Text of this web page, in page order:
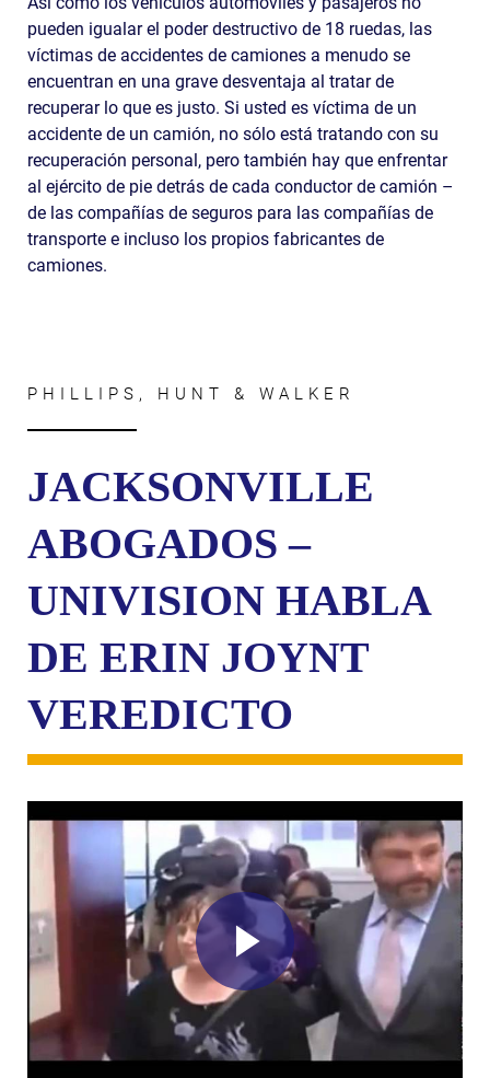
pueden igualar el poder destructivo de 18 ruedas, las
víctimas de accidentes de camiones a menudo se
encuentran en una grave desventaja al tratar de
recuperar lo que es justo. Si usted es víctima de un
accidente de un camión, no sólo está tratando con su
recuperación personal, pero también hay que enfrentar
al ejército de pie detrás de cada conductor de camión –
de las compañías de seguros para las compañías de
transporte e incluso los propios fabricantes de
camiones.
PHILLIPS, HUNT & WALKER
JACKSONVILLE
ABOGADOS –
UNIVISION HABLA
DE ERIN JOYNT
VEREDICTO